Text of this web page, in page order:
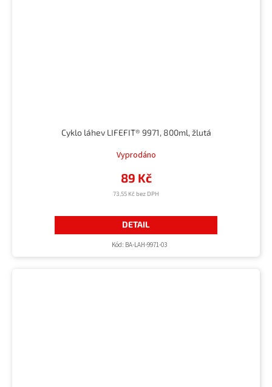
Cyklo láhev LIFEFIT® 9971, 800ml, žlutá
Vyprodáno
73,55 Kč bez DPH
89 Kč
DETAIL
Kód: BA-LAH-9971-03